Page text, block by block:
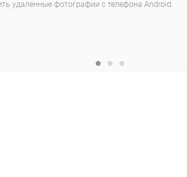
удаленные фотографии с телефона Android.